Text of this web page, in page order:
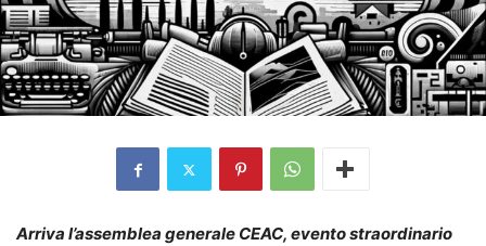
Arriva l’assemblea generale CEAC, evento straordinario